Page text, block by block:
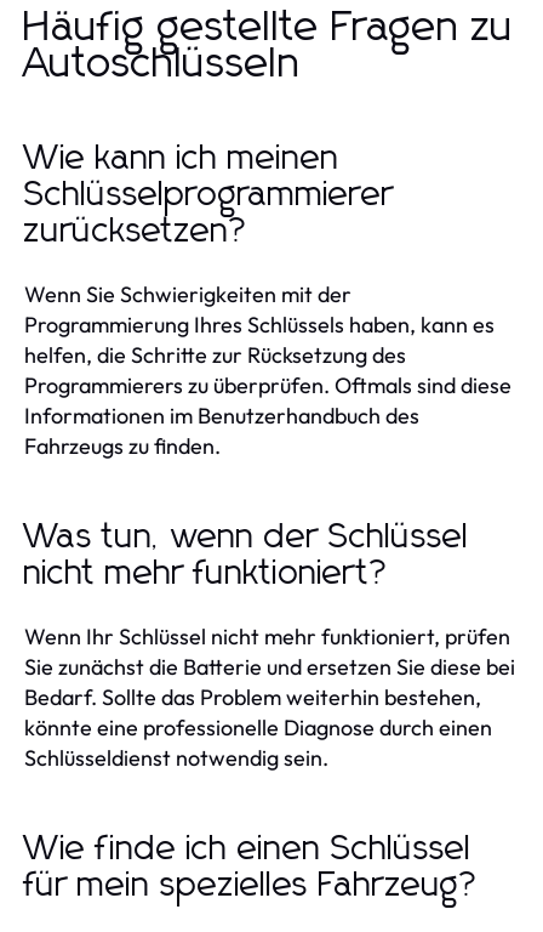
Häufig gestellte Fragen zu
Autoschlüsseln
Wie kann ich meinen
Schlüsselprogrammierer
zurücksetzen?
Wenn Sie Schwierigkeiten mit der
Programmierung Ihres Schlüssels haben, kann es
helfen, die Schritte zur Rücksetzung des
Programmierers zu überprüfen. Oftmals sind diese
Informationen im Benutzerhandbuch des
Fahrzeugs zu finden.
Was tun, wenn der Schlüssel
nicht mehr funktioniert?
Wenn Ihr Schlüssel nicht mehr funktioniert, prüfen
Sie zunächst die Batterie und ersetzen Sie diese bei
Bedarf. Sollte das Problem weiterhin bestehen,
könnte eine professionelle Diagnose durch einen
Schlüsseldienst notwendig sein.
Wie finde ich einen Schlüssel
für mein spezielles Fahrzeug?